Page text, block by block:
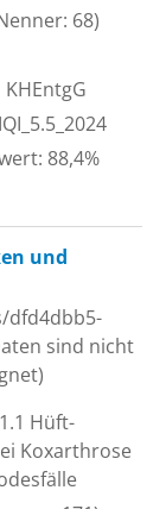
68)
88,4%
und
dfd4dbb5-
sind nicht
Hüft-
Koxarthrose